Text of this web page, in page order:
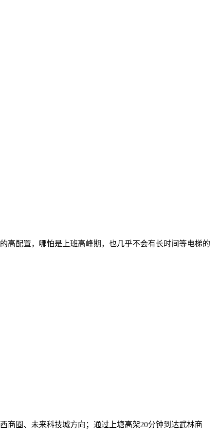
高配置，哪怕是上班高峰期，也几乎不会有长时间等电梯的
商圈、未来科技城方向；通过上塘高架20分钟到达武林商